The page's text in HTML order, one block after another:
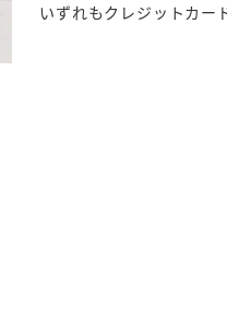
いずれもクレジットカー